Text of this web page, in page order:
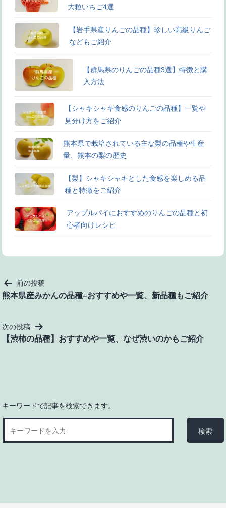
大粒いちご4選
【岩手県産りんごの品種】珍しい高級りんご
などもご紹介
【群馬県のりんごの品種3選】特徴と購
入方法
【シャキシャキ食感のりんごの品種】一覧や
見分け方をご紹介
熊本県で栽培されている主な梨の品種や生産
量、熊本の梨の歴史
【梨】シャキシャキとした食感を楽しめる品
種と特徴をご紹介
アップルパイにおすすめのりんごの品種と初
心者向けレシピ
投
稿
ゲ
ー
前の投稿
熊本県産みかんの品種−おすすめや一覧、新品種もご紹介
次の投稿
【渋柿の品種】おすすめや一覧、なぜ渋いのかもご紹介
キーワードで記事を検索できます。